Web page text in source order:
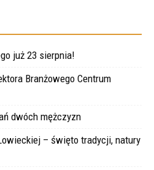
już 23 sierpnia!
Branżowego Centrum
dwóch mężczyzn
– święto tradycji, natury